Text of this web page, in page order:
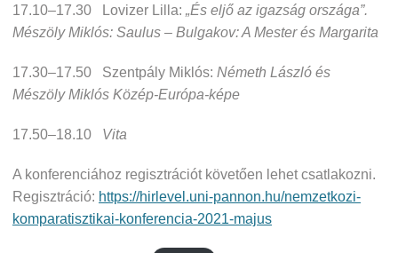
17.10–17.30 Lovizer Lilla: „És eljő az igazság országa”.
Mészöly Miklós: Saulus – Bulgakov: A Mester és Margarita
17.30–17.50 Szentpály Miklós: Németh László és
Mészöly Miklós Közép-Európa-képe
17.50–18.10 Vita
A konferenciához regisztrációt követően lehet csatlakozni.
Regisztráció: https://hirlevel.uni-pannon.hu/nemzetkozi-
komparatisztikai-konferencia-2021-majus